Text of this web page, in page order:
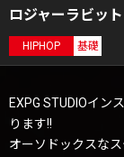
ロジャーラビット
HIPHOP 基礎
EXPG STUDIOイン
ります!!
オーソドックスな